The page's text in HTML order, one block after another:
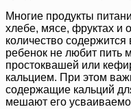
Многие продукты
хлебе, мясе, фруктах и
количество
ребенок не любит пить
простоквашей или
кальцием. При этом
содержащие кальций
мешают его